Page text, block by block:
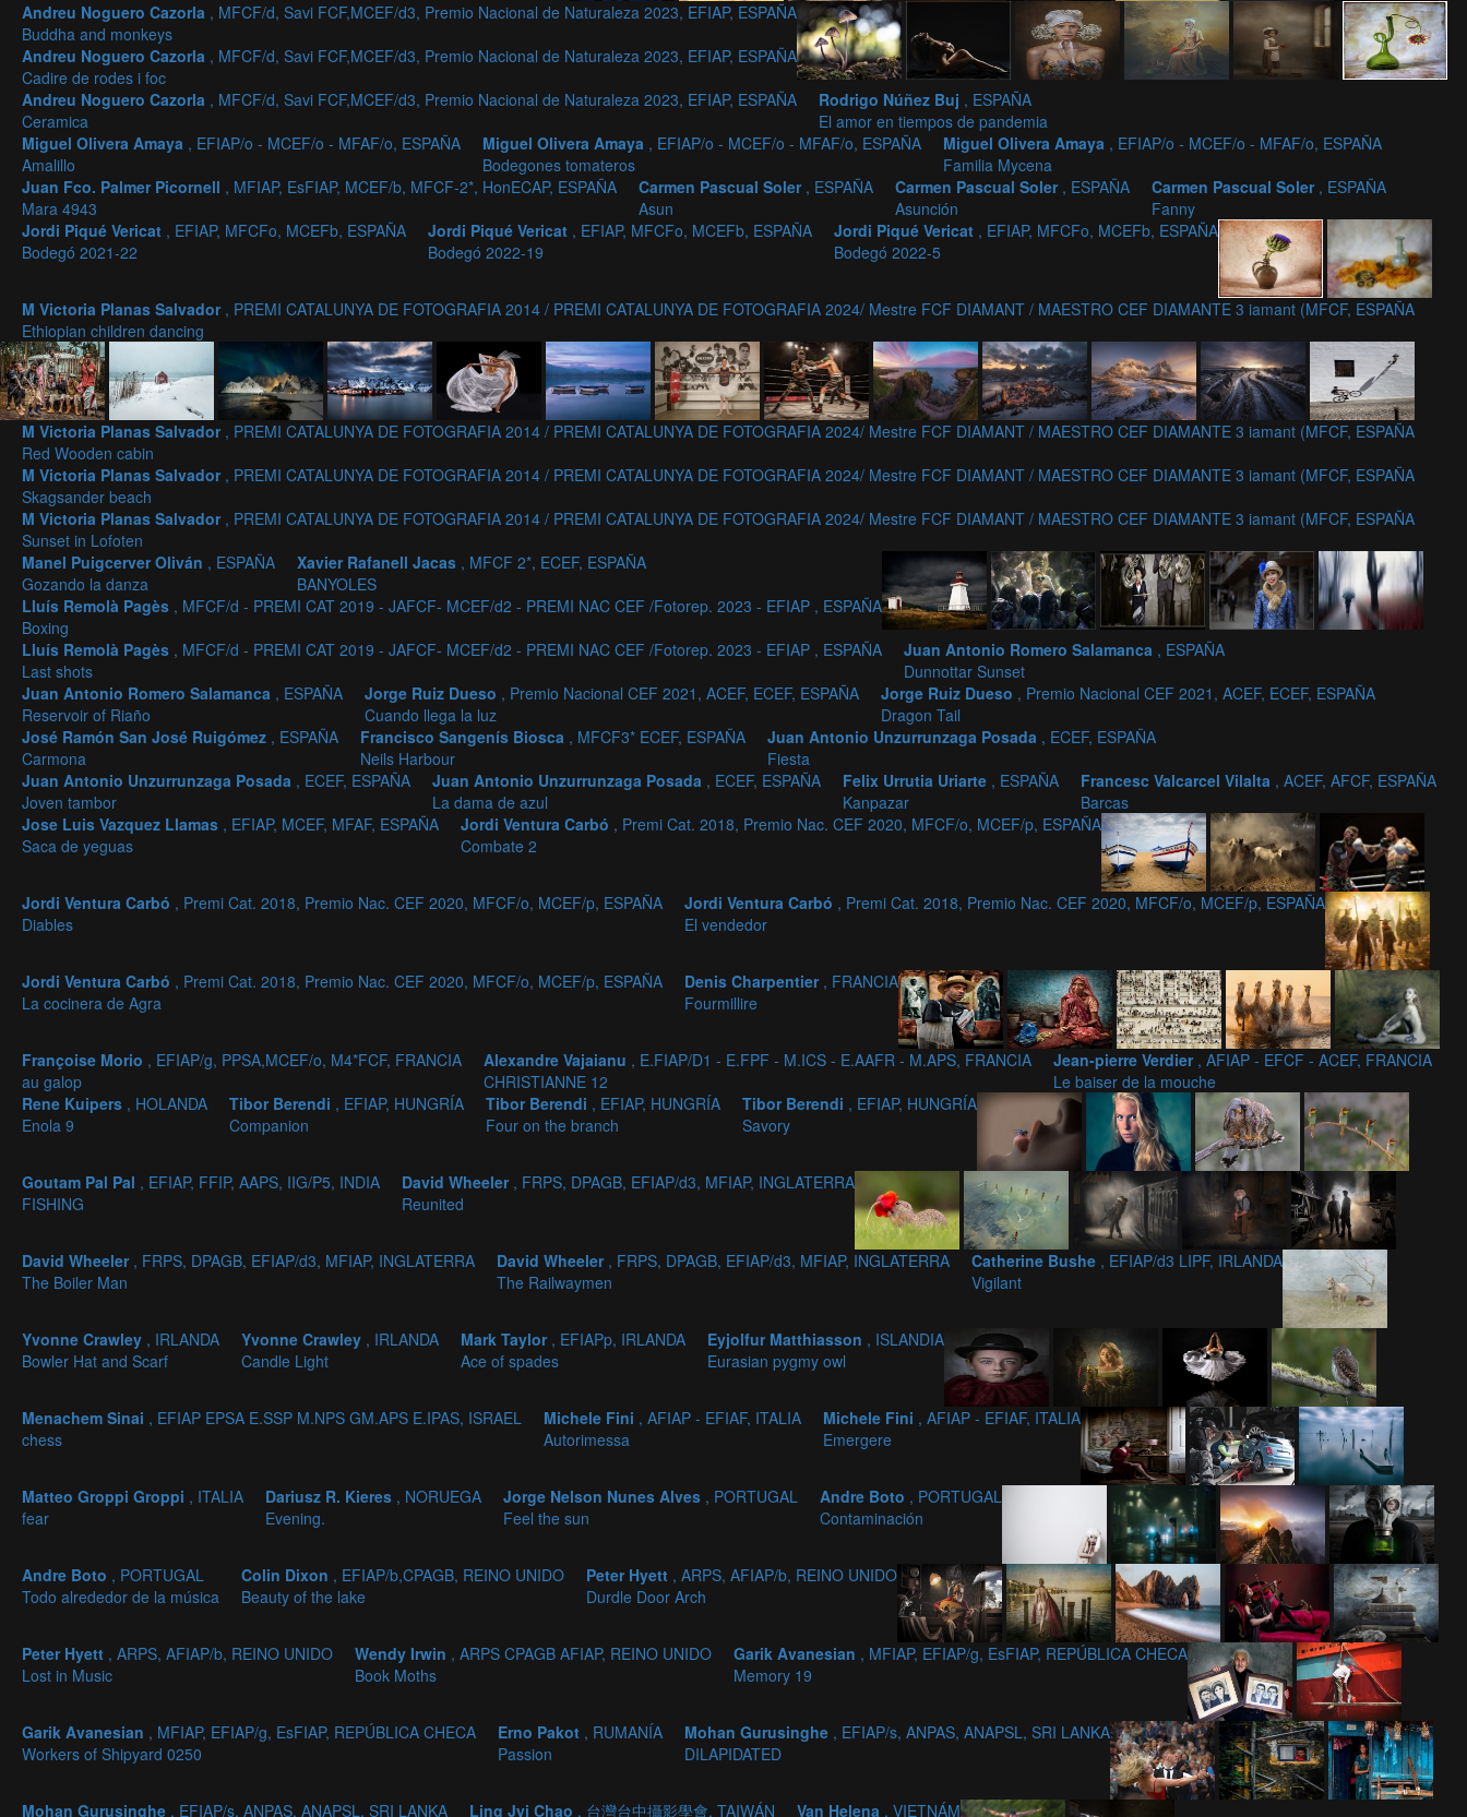
Andreu Noguero Cazorla , MFCF/d, Savi FCF,MCEF/d3, Premio Nacional de Naturaleza 2023, EFIAP, ESPAÑA
Buddha and monkeys
Andreu Noguero Cazorla , MFCF/d, Savi FCF,MCEF/d3, Premio Nacional de Naturaleza 2023, EFIAP, ESPAÑA
Cadire de rodes i foc
Andreu Noguero Cazorla , MFCF/d, Savi FCF,MCEF/d3, Premio Nacional de Naturaleza 2023, EFIAP, ESPAÑA
Ceramica
Rodrigo Núñez Buj , ESPAÑA
El amor en tiempos de pandemia
Miguel Olivera Amaya , EFIAP/o - MCEF/o - MFAF/o, ESPAÑA
Amalillo
Miguel Olivera Amaya , EFIAP/o - MCEF/o - MFAF/o, ESPAÑA
Bodegones tomateros
Miguel Olivera Amaya , EFIAP/o - MCEF/o - MFAF/o, ESPAÑA
Familia Mycena
Juan Fco. Palmer Picornell , MFIAP, EsFIAP, MCEF/b, MFCF-2*, HonECAP, ESPAÑA
Mara 4943
Carmen Pascual Soler , ESPAÑA
Asun
Carmen Pascual Soler , ESPAÑA
Asunción
Carmen Pascual Soler , ESPAÑA
Fanny
Jordi Piqué Vericat , EFIAP, MFCFo, MCEFb, ESPAÑA
Bodegó 2021-22
Jordi Piqué Vericat , EFIAP, MFCFo, MCEFb, ESPAÑA
Bodegó 2022-19
Jordi Piqué Vericat , EFIAP, MFCFo, MCEFb, ESPAÑA
Bodegó 2022-5
M Victoria Planas Salvador , PREMI CATALUNYA DE FOTOGRAFIA 2014 / PREMI CATALUNYA DE FOTOGRAFIA 2024/ Mestre FCF DIAMANT / MAESTRO CEF DIAMANTE 3 iamant (MFCF, ESPAÑA
Ethiopian children dancing
M Victoria Planas Salvador , PREMI CATALUNYA DE FOTOGRAFIA 2014 / PREMI CATALUNYA DE FOTOGRAFIA 2024/ Mestre FCF DIAMANT / MAESTRO CEF DIAMANTE 3 iamant (MFCF, ESPAÑA
Red Wooden cabin
M Victoria Planas Salvador , PREMI CATALUNYA DE FOTOGRAFIA 2014 / PREMI CATALUNYA DE FOTOGRAFIA 2024/ Mestre FCF DIAMANT / MAESTRO CEF DIAMANTE 3 iamant (MFCF, ESPAÑA
Skagsander beach
M Victoria Planas Salvador , PREMI CATALUNYA DE FOTOGRAFIA 2014 / PREMI CATALUNYA DE FOTOGRAFIA 2024/ Mestre FCF DIAMANT / MAESTRO CEF DIAMANTE 3 iamant (MFCF, ESPAÑA
Sunset in Lofoten
Manel Puigcerver Oliván , ESPAÑA
Gozando la danza
Xavier Rafanell Jacas , MFCF 2*, ECEF, ESPAÑA
BANYOLES
Lluís Remolà Pagès , MFCF/d - PREMI CAT 2019 - JAFCF- MCEF/d2 - PREMI NAC CEF /Fotorep. 2023 - EFIAP , ESPAÑA
Boxing
Lluís Remolà Pagès , MFCF/d - PREMI CAT 2019 - JAFCF- MCEF/d2 - PREMI NAC CEF /Fotorep. 2023 - EFIAP , ESPAÑA
Last shots
Juan Antonio Romero Salamanca , ESPAÑA
Dunnottar Sunset
Juan Antonio Romero Salamanca , ESPAÑA
Reservoir of Riaño
Jorge Ruiz Dueso , Premio Nacional CEF 2021, ACEF, ECEF, ESPAÑA
Cuando llega la luz
Jorge Ruiz Dueso , Premio Nacional CEF 2021, ACEF, ECEF, ESPAÑA
Dragon Tail
José Ramón San José Ruigómez , ESPAÑA
Carmona
Francisco Sangenís Biosca , MFCF3* ECEF, ESPAÑA
Neils Harbour
Juan Antonio Unzurrunzaga Posada , ECEF, ESPAÑA
Fiesta
Juan Antonio Unzurrunzaga Posada , ECEF, ESPAÑA
Joven tambor
Juan Antonio Unzurrunzaga Posada , ECEF, ESPAÑA
La dama de azul
Felix Urrutia Uriarte , ESPAÑA
Kanpazar
Francesc Valcarcel Vilalta , ACEF, AFCF, ESPAÑA
Barcas
Jose Luis Vazquez Llamas , EFIAP, MCEF, MFAF, ESPAÑA
Saca de yeguas
Jordi Ventura Carbó , Premi Cat. 2018, Premio Nac. CEF 2020, MFCF/o, MCEF/p, ESPAÑA
Combate 2
Jordi Ventura Carbó , Premi Cat. 2018, Premio Nac. CEF 2020, MFCF/o, MCEF/p, ESPAÑA
Diables
Jordi Ventura Carbó , Premi Cat. 2018, Premio Nac. CEF 2020, MFCF/o, MCEF/p, ESPAÑA
El vendedor
Jordi Ventura Carbó , Premi Cat. 2018, Premio Nac. CEF 2020, MFCF/o, MCEF/p, ESPAÑA
La cocinera de Agra
Denis Charpentier , FRANCIA
Fourmillire
Françoise Morio , EFIAP/g, PPSA,MCEF/o, M4*FCF, FRANCIA
au galop
Alexandre Vajaianu , E.FIAP/D1 - E.FPF - M.ICS - E.AAFR - M.APS, FRANCIA
CHRISTIANNE 12
Jean-pierre Verdier , AFIAP - EFCF - ACEF, FRANCIA
Le baiser de la mouche
Rene Kuipers , HOLANDA
Enola 9
Tibor Berendi , EFIAP, HUNGRÍA
Companion
Tibor Berendi , EFIAP, HUNGRÍA
Four on the branch
Tibor Berendi , EFIAP, HUNGRÍA
Savory
Goutam Pal Pal , EFIAP, FFIP, AAPS, IIG/P5, INDIA
FISHING
David Wheeler , FRPS, DPAGB, EFIAP/d3, MFIAP, INGLATERRA
Reunited
David Wheeler , FRPS, DPAGB, EFIAP/d3, MFIAP, INGLATERRA
The Boiler Man
David Wheeler , FRPS, DPAGB, EFIAP/d3, MFIAP, INGLATERRA
The Railwaymen
Catherine Bushe , EFIAP/d3 LIPF, IRLANDA
Vigilant
Yvonne Crawley , IRLANDA
Bowler Hat and Scarf
Yvonne Crawley , IRLANDA
Candle Light
Mark Taylor , EFIAPp, IRLANDA
Ace of spades
Eyjolfur Matthiasson , ISLANDIA
Eurasian pygmy owl
Menachem Sinai , EFIAP EPSA E.SSP M.NPS GM.APS E.IPAS, ISRAEL
chess
Michele Fini , AFIAP - EFIAF, ITALIA
Autorimessa
Michele Fini , AFIAP - EFIAF, ITALIA
Emergere
Matteo Groppi Groppi , ITALIA
fear
Dariusz R. Kieres , NORUEGA
Evening.
Jorge Nelson Nunes Alves , PORTUGAL
Feel the sun
Andre Boto , PORTUGAL
Contaminación
Andre Boto , PORTUGAL
Todo alrededor de la música
Colin Dixon , EFIAP/b,CPAGB, REINO UNIDO
Beauty of the lake
Peter Hyett , ARPS, AFIAP/b, REINO UNIDO
Durdle Door Arch
Peter Hyett , ARPS, AFIAP/b, REINO UNIDO
Lost in Music
Wendy Irwin , ARPS CPAGB AFIAP, REINO UNIDO
Book Moths
Garik Avanesian , MFIAP, EFIAP/g, EsFIAP, REPÚBLICA CHECA
Memory 19
Garik Avanesian , MFIAP, EFIAP/g, EsFIAP, REPÚBLICA CHECA
Workers of Shipyard 0250
Erno Pakot , RUMANÍA
Passion
Mohan Gurusinghe , EFIAP/s, ANPAS, ANAPSL, SRI LANKA
DILAPIDATED
Mohan Gurusinghe , EFIAP/s, ANPAS, ANAPSL, SRI LANKA Ling Jyi Chao , 台灣台中攝影學會, TAIWÁN Van Helena , VIETNÁM